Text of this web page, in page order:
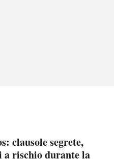
clausole segrete,
rischio durante la